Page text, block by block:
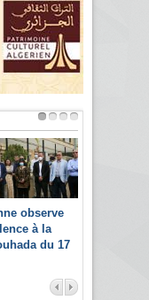
observe
à la
du 17